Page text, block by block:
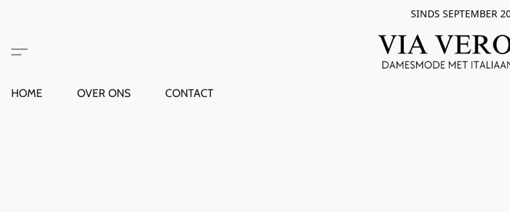
SINDS SEPTEMBER
HOME OVER ONS CONTACT